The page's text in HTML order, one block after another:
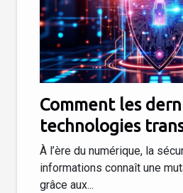
Comment les
technologies
elles la sécurité
informations ?
À l’ère du numérique, la
informations connaît une
grâce aux...